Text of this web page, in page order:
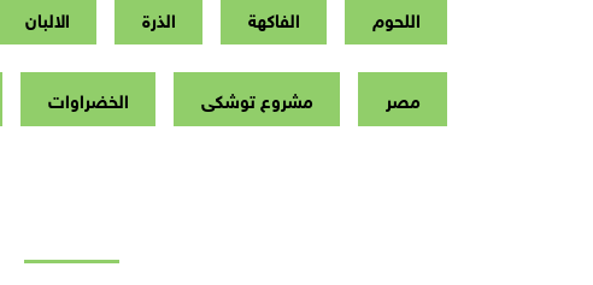
اللحوم الفاكهة الذرة الالبان
مصر مشروع توشكى الخضراوات